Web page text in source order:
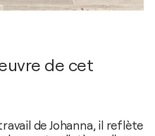
de cet
de Johanna, il reflète